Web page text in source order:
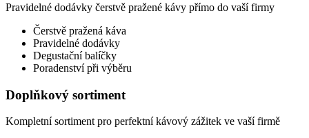
Pravidelné dodávky čerstvě pražené kávy přímo do vaší firmy
Čerstvě pražená káva
Pravidelné dodávky
Degustační balíčky
Poradenství při výběru
Doplňkový sortiment
Kompletní sortiment pro perfektní kávový zážitek ve vaší firmě